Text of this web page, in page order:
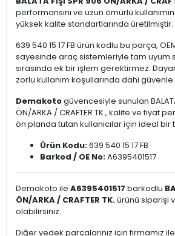
performansını ve uzun ömürlü
yüksek kalite standartlarında üretilmiştir.
639 540 15 17 FB ürün kodlu bu parça,
sayesinde araç sistemleriyle tam uyum
sırasında ek bir işlem gerektirmez.
zorlu kullanım koşullarında dahi
Demakotogüvencesiyle sunulan
ÖN/ARKA / CRAFTER TK., kalite ve fiyat
ön planda tutan kullanıcılar için ideal bir
Ürün Kodu:639 540 15 17 FB
Barkod / OE No:A6395401517
Demakoto ile A6395401517 barkodlu
ÖN/ARKA / CRAFTER TK.ürünü siparişi
olabilirsiniz.
Diğer yedek parçalarınız için firmamız